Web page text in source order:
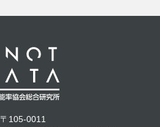
〒105-0011